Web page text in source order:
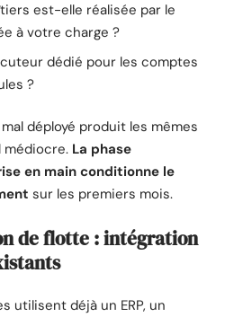
est-elle réalisée par le
à votre charge ?
dédié pour les comptes
?
déployé produit les mêmes
médiocre. La phase
en main conditionne le
sur les premiers mois.
de flotte : intégration
utilisent déjà un ERP, un